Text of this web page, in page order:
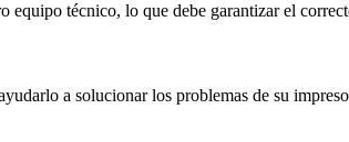
técnico, lo que debe garantizar el
a solucionar los problemas de su